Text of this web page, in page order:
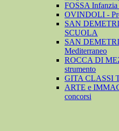
FOSSA Infanzia
OVINDOLI -
SAN
SCUOLA
SAN
Mediterraneo
ROCCA DI
strumento
GITA CLASSI
ARTE e
concorsi